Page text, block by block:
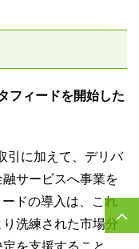
フィードを開始した
引に加えて、デリバ
サービスへ事業を
ドの導入は、これ
洗練された市場分
を支援すること